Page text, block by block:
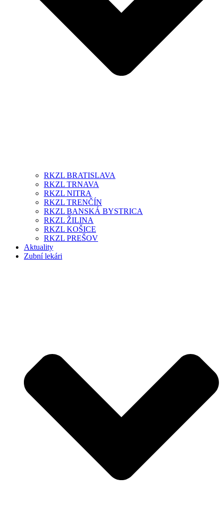
RKZL BRATISLAVA
RKZL TRNAVA
RKZL NITRA
RKZL TRENČÍN
RKZL BANSKÁ BYSTRICA
RKZL ŽILINA
RKZL KOŠICE
RKZL PREŠOV
Aktuality
Zubní lekári